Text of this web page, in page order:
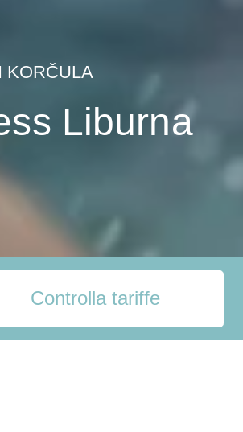
KORČULA
Liburna
Controlla tariffe